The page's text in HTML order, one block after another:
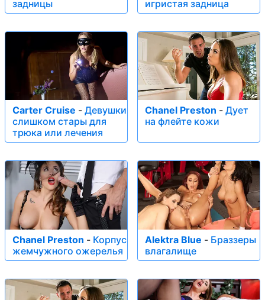
задницы
игристая задница
Carter Cruise - Девушки
слишком стары для
трюка или лечения
Chanel Preston - Дует
на флейте кожи
Chanel Preston - Корпус
жемчужного ожерелья
Alektra Blue - Браззеры
влагалище